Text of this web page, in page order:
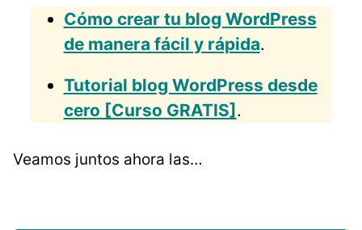
Cómo crear tu blog WordPress
de manera fácil y rápida.
Tutorial blog WordPress desde
cero [Curso GRATIS] .
Veamos juntos ahora las…